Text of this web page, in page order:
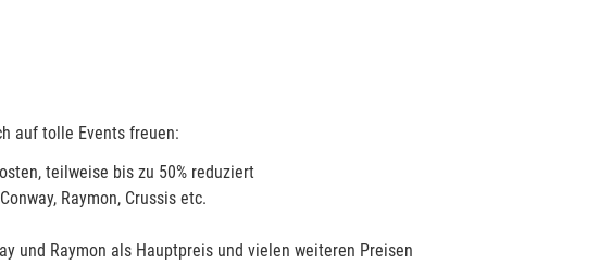
auf tolle Events freuen:
teilweise bis zu 50% reduziert
Raymon, Crussis etc.
und Raymon als Hauptpreis und vielen weiteren Preisen